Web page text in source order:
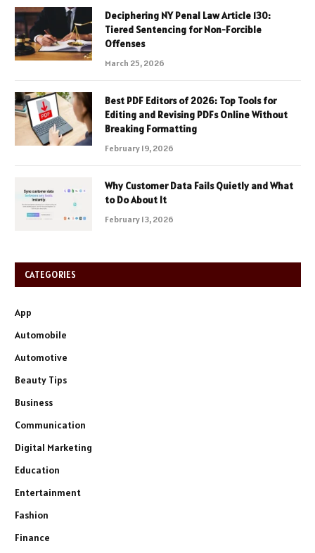
Deciphering NY Penal Law Article 130:
Tiered Sentencing for Non-Forcible
Offenses
March 25, 2026
Best PDF Editors of 2026: Top Tools for
Editing and Revising PDFs Online Without
Breaking Formatting
February 19, 2026
Why Customer Data Fails Quietly and What
to Do About It
February 13, 2026
CATEGORIES
App
Automobile
Automotive
Beauty Tips
Business
Communication
Digital Marketing
Education
Entertainment
Fashion
Finance